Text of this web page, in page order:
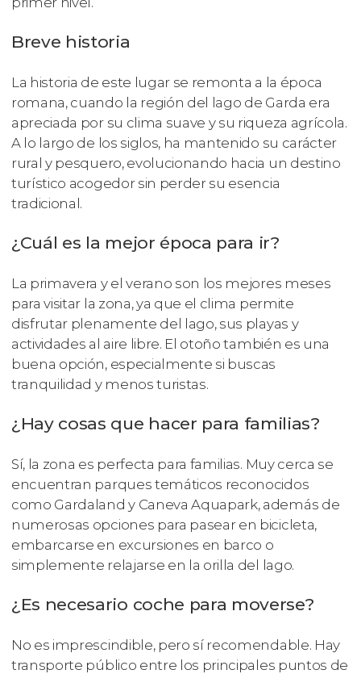
Breve historia
La historia de este lugar se remonta a la época
romana, cuando la región del lago de Garda era
apreciada por su clima suave y su riqueza agrícola.
A lo largo de los siglos, ha mantenido su carácter
rural y pesquero, evolucionando hacia un destino
turístico acogedor sin perder su esencia
tradicional.
¿Cuál es la mejor época para ir?
La primavera y el verano son los mejores meses
para visitar la zona, ya que el clima permite
disfrutar plenamente del lago, sus playas y
actividades al aire libre. El otoño también es una
buena opción, especialmente si buscas
tranquilidad y menos turistas.
¿Hay cosas que hacer para familias?
Sí, la zona es perfecta para familias. Muy cerca se
encuentran parques temáticos reconocidos
como Gardaland y Caneva Aquapark, además de
numerosas opciones para pasear en bicicleta,
embarcarse en excursiones en barco o
simplemente relajarse en la orilla del lago.
¿Es necesario coche para moverse?
No es imprescindible, pero sí recomendable. Hay
transporte público entre los principales puntos de